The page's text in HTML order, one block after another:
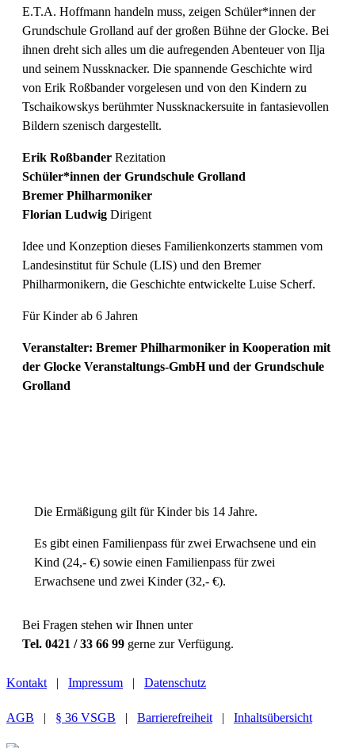
E.T.A. Hoffmann handeln muss, zeigen Schüler*innen der
Grundschule Grolland auf der großen Bühne der Glocke. Bei
ihnen dreht sich alles um die aufregenden Abenteuer von Ilja
und seinem Nussknacker. Die spannende Geschichte wird
von Erik Roßbander vorgelesen und von den Kindern zu
Tschaikowskys berühmter Nussknackersuite in fantasievollen
Bildern szenisch dargestellt.
Erik Roßbander Rezitation
Schüler*innen der Grundschule Grolland
Bremer Philharmoniker
Florian Ludwig Dirigent
Idee und Konzeption dieses Familienkonzerts stammen vom
Landesinstitut für Schule (LIS) und den Bremer
Philharmonikern, die Geschichte entwickelte Luise Scherf.
Für Kinder ab 6 Jahren
Veranstalter: Bremer Philharmoniker in Kooperation mit
der Glocke Veranstaltungs-GmbH und der Grundschule
Grolland
Die Ermäßigung gilt für Kinder bis 14 Jahre.
Es gibt einen Familienpass für zwei Erwachsene und ein
Kind (24,- €) sowie einen Familienpass für zwei
Erwachsene und zwei Kinder (32,- €).
Bei Fragen stehen wir Ihnen unter
Tel. 0421 / 33 66 99 gerne zur Verfügung.
Kontakt | Impressum | Datenschutz
AGB | § 36 VSGB | Barrierefreiheit | Inhaltsübersicht